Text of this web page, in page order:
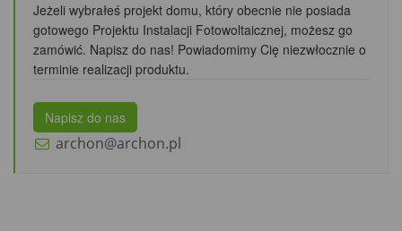
Jeżeli wybrałeś projekt domu, który obecnie nie posiada
gotowego Projektu Instalacji Fotowoltaicznej, możesz go
zamówić. Napisz do nas! Powiadomimy Cię niezwłocznie o
terminie realizacji produktu.
Napisz do nas
archon@archon.pl